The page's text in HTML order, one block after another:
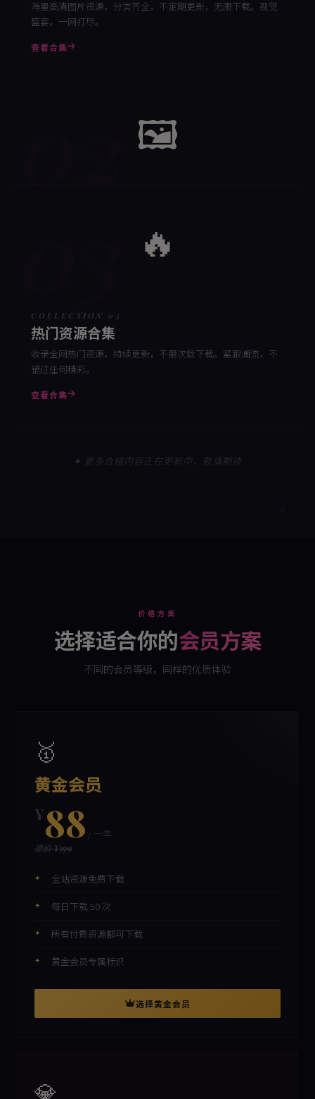
海量高清图片资源，分类齐全，不定期更新，无限下载。视觉
盛宴，一网打尽。
查看合集
🖼️
🔥
COLLECTION 03
热门资源合集
收录全网热门资源，持续更新，不限次数下载。紧跟潮流，不
错过任何精彩。
查看合集
✦ 更多合辑内容正在更新中，敬请期待
价格方案
选择适合你的会员方案
不同的会员等级，同样的优质体验
🥇
黄金会员
¥88 / 一年
原价 ¥199
全站资源免费下载
每日下载 50 次
所有付费资源都可下载
黄金会员专属标识
选择黄金会员
💎